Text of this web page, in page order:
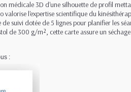
médicale 3D d'une silhouette de profil
valorise l'expertise scientifique du
suivi dotée de 5 lignes pour planifier les
de 300 g/m², cette carte assure un
: